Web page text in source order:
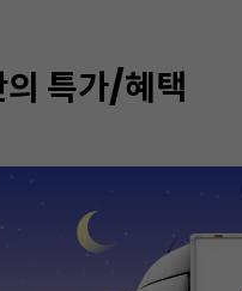
특가/혜택